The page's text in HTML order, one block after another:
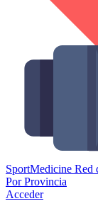
SportMedicine Red
Por Provincia
Acceder